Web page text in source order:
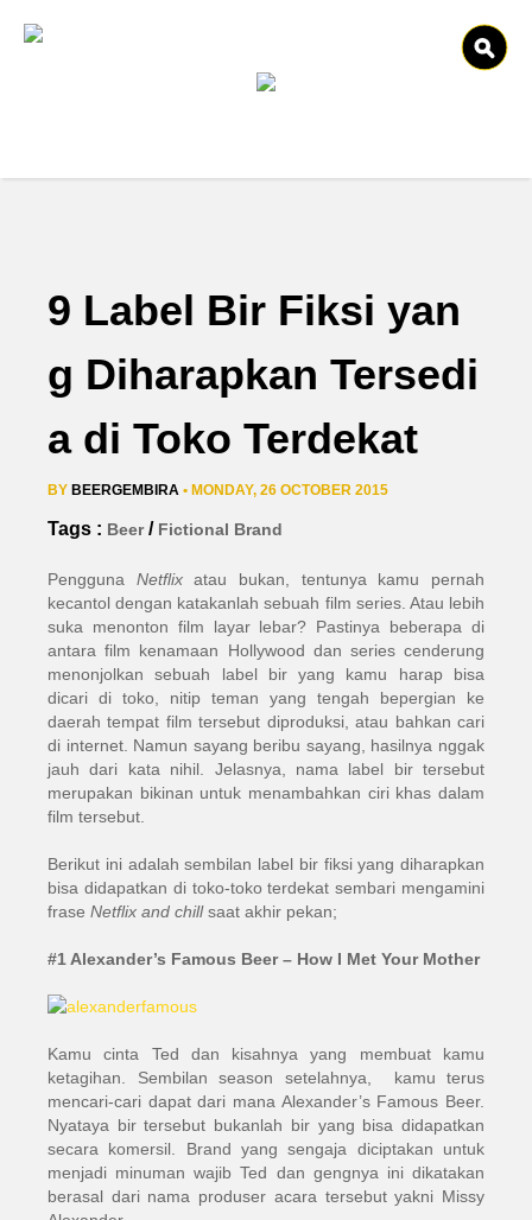
9 Label Bir Fiksi yan
g Diharapkan Tersedi
a di Toko Terdekat
BY BEERGEMBIRA • MONDAY, 26 OCTOBER 2015
Tags : Beer/ Fictional Brand
Pengguna Netflixatau bukan, tentunya kamu pernah
kecantol dengan katakanlah sebuah film series. Atau lebih
suka menonton film layar lebar? Pastinya beberapa di
antara film kenamaan Hollywood dan series cenderung
menonjolkan sebuah label bir yang kamu harap bisa
dicari di toko, nitip teman yang tengah bepergian ke
daerah tempat film tersebut diproduksi, atau bahkan cari
di internet. Namun sayang beribu sayang, hasilnya nggak
jauh dari kata nihil. Jelasnya, nama label bir tersebut
merupakan bikinan untuk menambahkan ciri khas dalam
film tersebut.
Berikut ini adalah sembilan label bir fiksi yang diharapkan
bisa didapatkan di toko-toko terdekat sembari mengamini
frase Netflix and chillsaat akhir pekan;
#1 Alexander’s Famous Beer – How I Met Your Mother
Kamu cinta Ted dan kisahnya yang membuat kamu
ketagihan. Sembilan season setelahnya, kamu terus
mencari-cari dapat dari mana Alexander’s Famous Beer.
Nyataya bir tersebut bukanlah bir yang bisa didapatkan
secara komersil. Brand yang sengaja diciptakan untuk
menjadi minuman wajib Ted dan gengnya ini dikatakan
berasal dari nama produser acara tersebut yakni Missy